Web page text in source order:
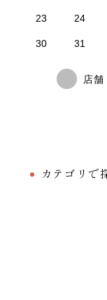
カテゴリで
23 24
30 31
店舗